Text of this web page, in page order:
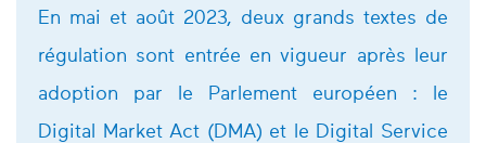
En mai et août 2023, deux grands textes de
régulation sont entrée en vigueur après leur
adoption par le Parlement européen : le
Digital Market Act (DMA) et le Digital Service